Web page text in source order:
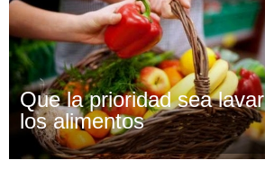
Que la prioridad sea lavar
los alimentos